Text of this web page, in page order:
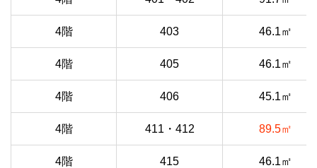
4階 403 46.1㎡
4階 405 46.1㎡
4階 406 45.1㎡
4階 411・412 89.5㎡
4階 415 46.1㎡